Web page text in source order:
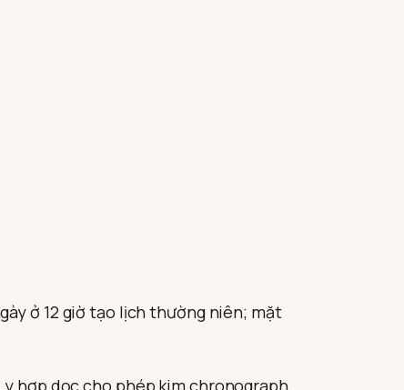
ở 12 giờ tạo lịch thường niên; mặt
hợp dọc cho phép kim chronograph